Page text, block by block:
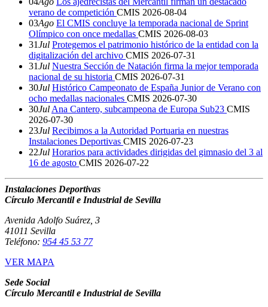
verano de competición CMIS 2026-08-04
03Ago El CMIS concluye la temporada nacional de Sprint
Olímpico con once medallas CMIS 2026-08-03
31Jul Protegemos el patrimonio histórico de la entidad con la
digitalización del archivo CMIS 2026-07-31
31Jul Nuestra Sección de Natación firma la mejor temporada
nacional de su historia CMIS 2026-07-31
30Jul Histórico Campeonato de España Junior de Verano con
ocho medallas nacionales CMIS 2026-07-30
30Jul Ana Cantero, subcampeona de Europa Sub23 CMIS
2026-07-30
23Jul Recibimos a la Autoridad Portuaria en nuestras
Instalaciones Deportivas CMIS 2026-07-23
22Jul Horarios para actividades dirigidas del gimnasio del 3 al
16 de agosto CMIS 2026-07-22
Instalaciones Deportivas
Círculo Mercantil e Industrial de Sevilla
Avenida Adolfo Suárez, 3
41011 Sevilla
Teléfono: 954 45 53 77
VER MAPA
Sede Social
Círculo Mercantil e Industrial de Sevilla